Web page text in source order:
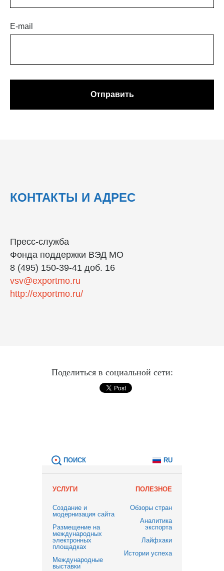
E-mail
Отправить
КОНТАКТЫ И АДРЕС
Пресс-служба
Фонда поддержки ВЭД МО
8 (495) 150-39-41 доб. 16
vsv@exportmo.ru
http://exportmo.ru/
Поделиться в социальной сети:
УСЛУГИ ПОЛЕЗНОЕ
RU
Создание и
модернизация сайта
Размещение на
международных
электронных
площадках
Международные
выставки
Обзоры стран
Аналитика
экспорта
Лайфхаки
Истории успеха
ПОИСК